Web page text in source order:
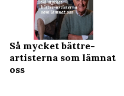
Så mycket bättre-
artisterna som lämnat
oss